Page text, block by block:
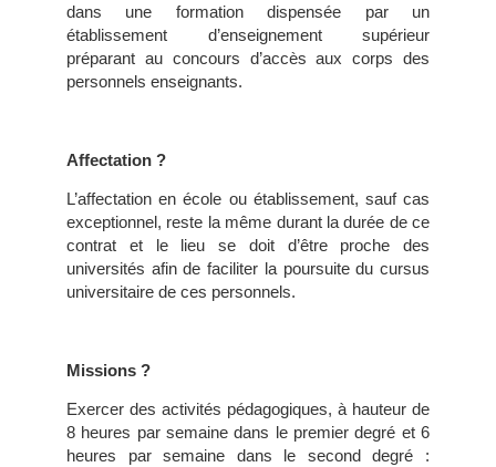
dans une formation dispensée par un
établissement d’enseignement supérieur
préparant au concours d’accès aux corps des
personnels enseignants.
Affectation ?
L’affectation en école ou établissement, sauf cas
exceptionnel, reste la même durant la durée de ce
contrat et le lieu se doit d’être proche des
universités afin de faciliter la poursuite du cursus
universitaire de ces personnels.
Missions ?
Exercer des activités pédagogiques, à hauteur de
8 heures par semaine dans le premier degré et 6
heures par semaine dans le second degré :